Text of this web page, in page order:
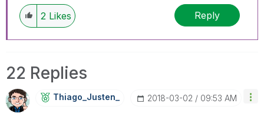
2 Likes Reply
22 Replies
Thiago_Justen_ ‎2018-03-02 09:53 AM